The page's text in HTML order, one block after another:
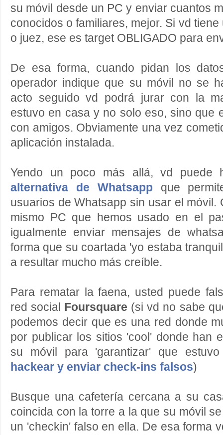
su móvil desde un PC y enviar cuantos
conocidos o familiares, mejor. Si vd
o juez, ese es target OBLIGADO para
De esa forma, cuando pidan los
operador indique que su móvil no se
acto seguido vd podrá jurar con la
estuvo en casa y no solo eso, sino que
con amigos. Obviamente una vez
aplicación instalada.
Yendo un poco más allá, vd
alternativa de Whatsapp que
usuarios de Whatsapp sin usar el móvil.
mismo PC que hemos usado en el
igualmente enviar mensajes de
forma que su coartada 'yo estaba
a resultar mucho más creíble.
Para rematar la faena, usted puede
red social Foursquare (si vd no sabe
podemos decir que es una red donde
por publicar los sitios 'cool' donde han
su móvil para 'garantizar' que
hackear y enviar check-ins falsos)
Busque una cafetería cercana a su
coincida con la torre a la que su móvil
un 'checkin' falso en ella. De esa forma